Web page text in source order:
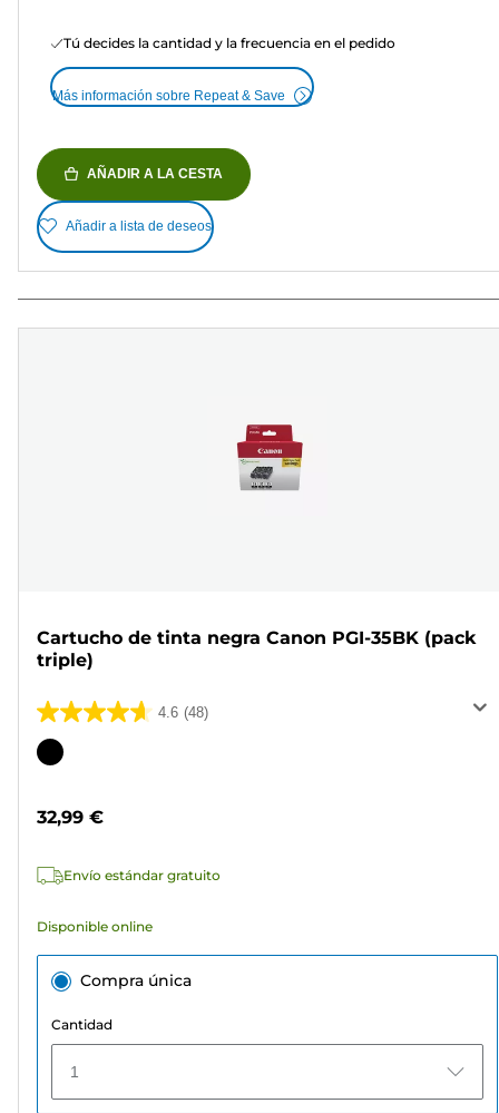
Tú decides la cantidad y la frecuencia en el pedido
Más información sobre Repeat & Save
AÑADIR A LA CESTA
Añadir a lista de deseos
Cartucho de tinta negra Canon PGI-35BK (pack
triple)
4.6 (48)
4.6
de
48
Cartucho
color
32,99 €
Envío estándar gratuito
Disponible online
Compra única
Cantidad
1